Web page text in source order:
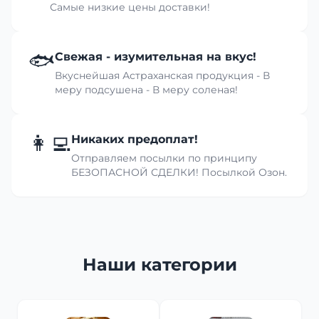
Самые низкие цены доставки!
🐟Свежая - изумительная на вкус!
Вкуснейшая Астраханская продукция - В
меру подсушена - В меру соленая!
👩‍💻Никаких предоплат!
Отправляем посылки по принципу
БЕЗОПАСНОЙ СДЕЛКИ! Посылкой Озон.
Наши категории